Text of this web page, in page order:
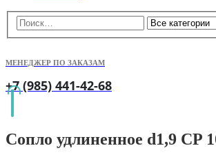
МЕНЕДЖЕР ПО ЗАКАЗАМ
+7 (985) 441-42-68
Сопло удлиненное d1,9 CP